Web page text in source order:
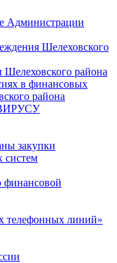
Администрации
Шелеховского
района
в финансовых
района
закупки
систем
телефонных линий»